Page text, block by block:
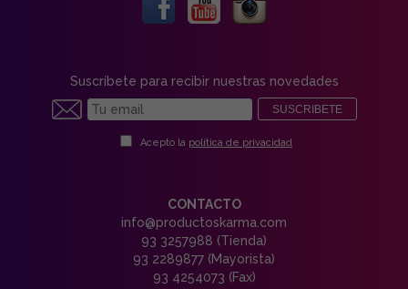
Suscríbete para recibir nuestras novedades
SUSCRIBETE
Acepto la política de privacidad
CONTACTO
info@productoskarma.com
93 3257988 (Tienda)
93 2289877 (Mayorista)
93 4254073 (Fax)